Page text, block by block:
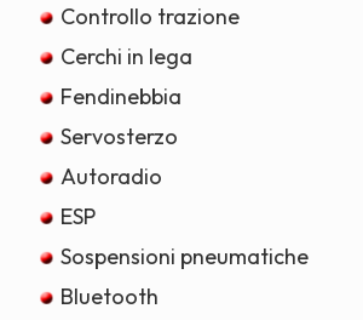
Controllo trazione
Cerchi in lega
Fendinebbia
Servosterzo
Autoradio
ESP
Sospensioni pneumatiche
Bluetooth